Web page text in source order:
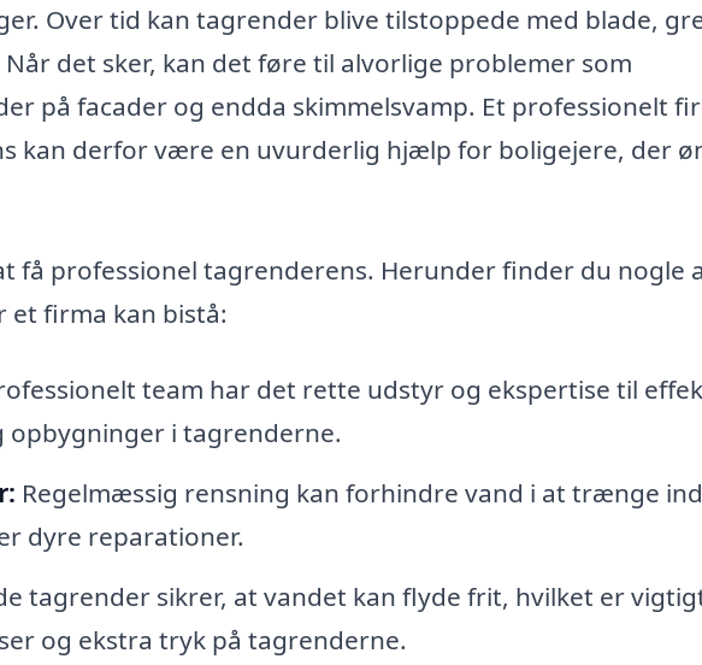
Over tid kan tagrender blive tilstoppede med blade,
det sker, kan det føre til alvorlige problemer som
på facader og endda skimmelsvamp. Et professionelt
kan derfor være en uvurderlig hjælp for boligejere, der
få professionel tagrenderens. Herunder finder du nogle
firma kan bistå:
team har det rette udstyr og ekspertise til
i tagrenderne.
Regelmæssig rensning kan forhindre vand i at trænge
dyre reparationer.
tagrender sikrer, at vandet kan flyde frit, hvilket er
og ekstra tryk på tagrenderne.